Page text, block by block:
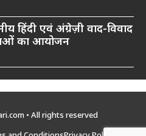
हिंदी एवं अंग्रेज़ी वाद-विवाद
का आयोजन
• All rights reserved